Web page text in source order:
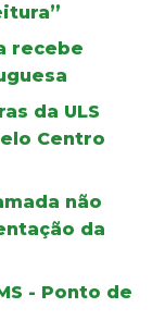
recebe
da ULS
Centro
não
da
- Ponto de